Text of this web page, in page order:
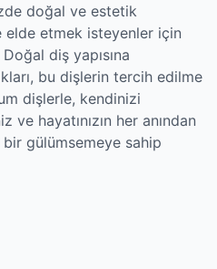
doğal ve estetik
etmek isteyenler için
diş yapısına
bu dişlerin tercih edilme
dişlerle, kendinizi
hayatınızın her anından
gülümsemeye sahip